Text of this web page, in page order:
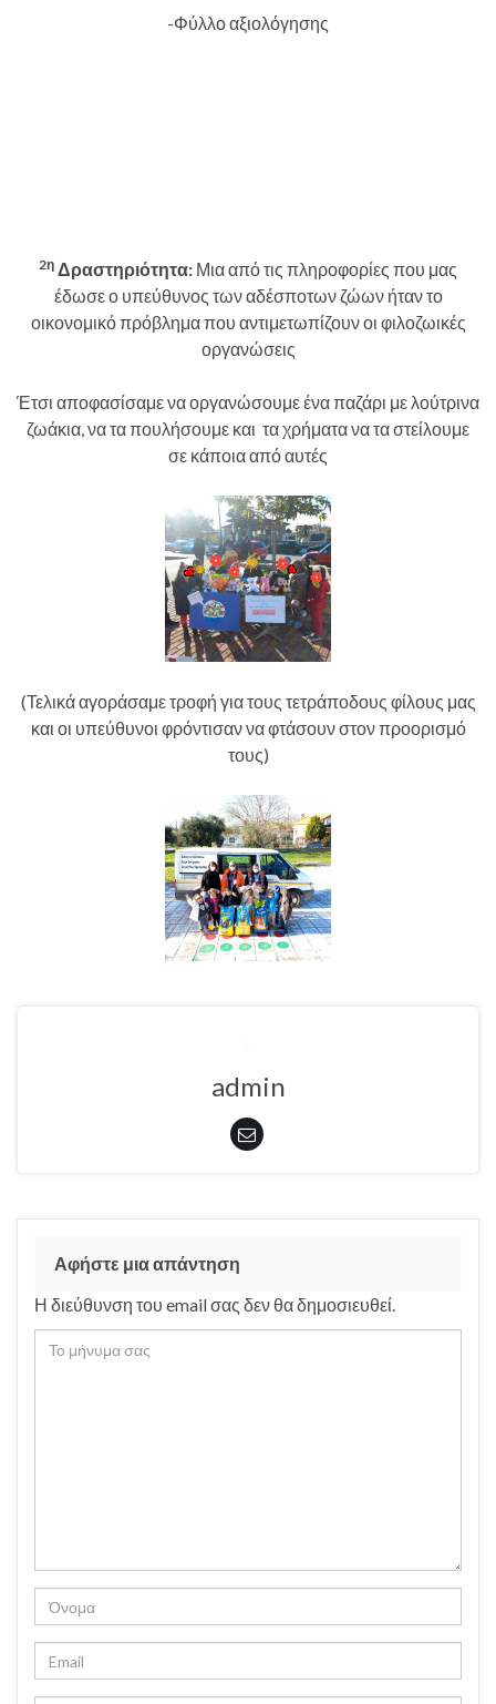
-Φύλλο αξιολόγησης
2η Δραστηριότητα: Μια από τις πληροφορίες που μας
έδωσε ο υπεύθυνος των αδέσποτων ζώων ήταν το
οικονομικό πρόβλημα που αντιμετωπίζουν οι φιλοζωικές
οργανώσεις
Έτσι αποφασίσαμε να οργανώσουμε ένα παζάρι με λούτρινα
ζωάκια, να τα πουλήσουμε και τα χρήματα να τα στείλουμε
σε κάποια από αυτές
(Τελικά αγοράσαμε τροφή για τους τετράποδους φίλους μας
και οι υπεύθυνοι φρόντισαν να φτάσουν στον προορισμό
τους)
admin
Αφήστε μια απάντηση
Η διεύθυνση του email σας δεν θα δημοσιευθεί.